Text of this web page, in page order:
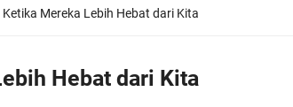
Mereka Lebih Hebat dari Kita
Hebat dari Kita